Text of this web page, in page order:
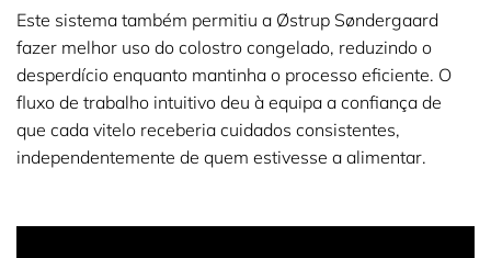
Este sistema também permitiu a Østrup Søndergaard
fazer melhor uso do colostro congelado, reduzindo o
desperdício enquanto mantinha o processo eficiente. O
fluxo de trabalho intuitivo deu à equipa a confiança de
que cada vitelo receberia cuidados consistentes,
independentemente de quem estivesse a alimentar.